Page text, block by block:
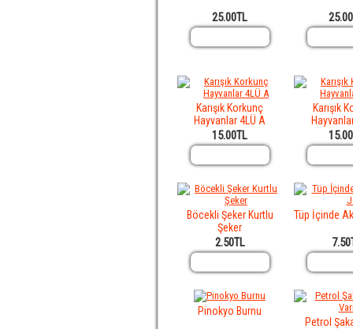
25.00TL
Karışık Korkunç
Hayvanlar 4LÜ A
15.00TL
Karışık
Böcekli Şeker Kurtlu
Şeker
2.50TL
Tüp İçinde
Pinokyo Burnu
Petrol